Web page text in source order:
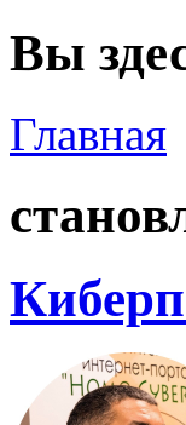
Вы
Главная